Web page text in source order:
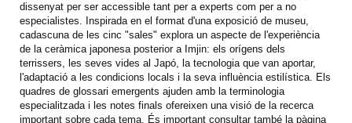
dissenyat per ser accessible tant per a experts com per a no
especialistes. Inspirada en el format d'una exposició de museu,
cadascuna de les cinc "sales" explora un aspecte de l'experiència
de la ceràmica japonesa posterior a Imjin: els orígens dels
terrissers, les seves vides al Japó, la tecnologia que van aportar,
l'adaptació a les condicions locals i la seva influència estilística. Els
quadres de glossari emergents ajuden amb la terminologia
especialitzada i les notes finals ofereixen una visió de la recerca
important sobre cada tema. És important consultar també la pàgina